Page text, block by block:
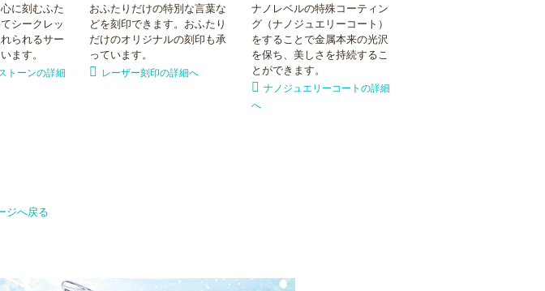
に刻むふた
シークレッ
られるサー
ます。
トーンの詳細
おふたりだけの特別な言葉な
どを刻印できます。おふたり
だけのオリジナルの刻印も承
っています。
レーザー刻印の詳細へ
ナノレベルの特殊コーティン
グ（ナノジュエリーコート）
をすることで金属本来の光沢
を保ち、美しさを持続するこ
とができます。
ナノジュエリーコートの詳細
へ
ジへ戻る